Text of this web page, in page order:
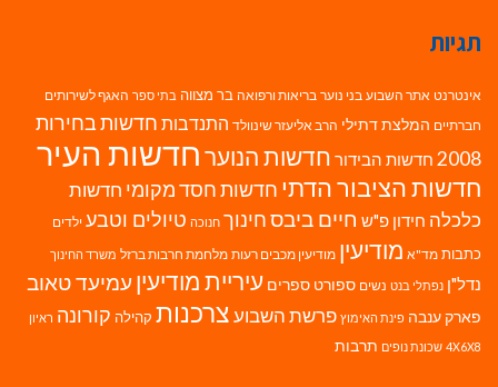
תגיות
אינטרנט אתר השבוע בני נוער בריאות ורפואה בר מצווה בתי ספר האגף לשירותים
חברתיים המלצת דתילי הרב אליעזר שינוולד התנדבות חדשות בחירות
2008 חדשות הבידור חדשות הנוערחדשות העיר
חדשות הציבור הדתי חדשות חסד מקומי חדשות
כלכלה חידון פ"ש חיים ביבסחינוך חנוכה טיולים וטבע ילדים
כתבות מד"א מודיעין מודיעין מכבים רעות מלחמת חרבות ברזל משרד החינוך
נדל"ן נפתלי בנט נשים ספורט ספרים עיריית מודיעין עמיעד טאוב
פארק ענבה פינת האימוץ פרשת השבועצרכנות קהילה קורונה ראיון
4X6X8 שכונת נופים תרבות